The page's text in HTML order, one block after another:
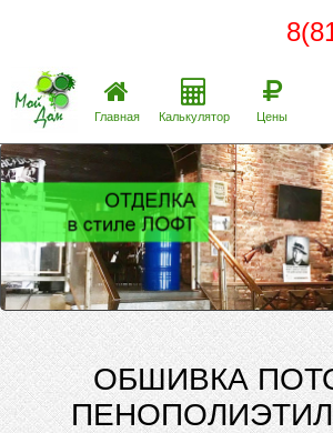
Главная Калькулятор Цены
ОБШИВКА